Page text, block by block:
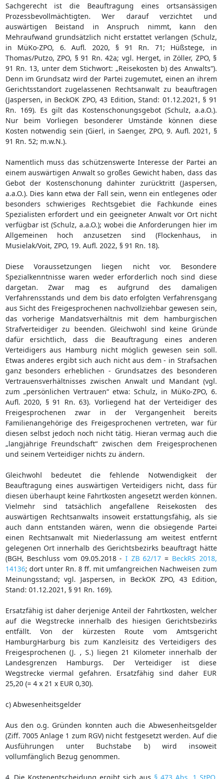
Sachgerecht ist die Beauftragung eines ortsansässigen
Prozessbevollmächtigten. Wer darauf verzichtet und
auswärtigen Beistand in Anspruch nimmt, kann den
Mehraufwand grundsätzlich nicht erstattet verlangen (Schulz,
in MüKo-ZPO, 6. Aufl. 2020, § 91 Rn. 71; Hüßstege, in
Thomas/Putzo, ZPO, § 91 Rn. 42a; vgl. Herget, in Zöller, ZPO, §
91 Rn. 13, unter dem Stichwort: „Reisekosten b) des Anwalts“).
Denn im Grundsatz wird der Partei zugemutet, einen an ihrem
Gerichtsstandort zugelassenen Rechtsanwalt zu beauftragen
(Jaspersen, in BeckOK ZPO, 43 Edition, Stand: 01.12.2021, § 91
Rn. 169). Es gilt das Kostenschonungsgebot (Schulz, a.a.O.).
Nur beim Vorliegen besonderer Umstände können diese
Kosten notwendig sein (Gierl, in Saenger, ZPO, 9. Aufl. 2021, §
91 Rn. 52; m.w.N.).
Namentlich muss das schützenswerte Interesse der Partei an
einem auswärtigen Anwalt so großes Gewicht haben, dass das
Gebot der Kostenschonung dahinter zurücktritt (Jaspersen,
a.a.O.). Dies kann etwa der Fall sein, wenn ein entlegenes oder
besonders schwieriges Rechtsgebiet die Fachkunde eines
Spezialisten erfordert und ein geeigneter Anwalt vor Ort nicht
verfügbar ist (Schulz, a.a.O.); wobei die Anforderungen hier im
Allgemeinen hoch anzusetzen sind (Flockenhaus, in
Musielak/Voit, ZPO, 19. Aufl. 2022, § 91 Rn. 18).
Diese Voraussetzungen liegen nicht vor. Besondere
Spezialkenntnisse waren weder erforderlich noch sind diese
dargetan. Zwar mag es aufgrund des damaligen
Verfahrensstands und dem bis dato erfolgten Verfahrensgang
aus Sicht des Freigesprochenen nachvollziehbar gewesen sein,
das vorherige Mandatsverhältnis mit dem hamburgischen
Strafverteidiger zu beenden. Gleichwohl sind keine Gründe
dafür ersichtlich, dass die Beauftragung eines anderen
Verteidigers aus Hamburg nicht möglich gewesen sein soll.
Etwas anderes ergibt sich auch nicht aus dem - in Strafsachen
ganz besonders erheblichen - Grundsatzes des besonderen
Vertrauensverhältnisses zwischen Anwalt und Mandant (vgl.
zum „persönlichen Vertrauen“ etwa: Schulz, in MüKo-ZPO, 6.
Aufl. 2020, § 91 Rn. 63). Vorliegend hat der Verteidiger des
Freigesprochenen zwar in der Vergangenheit bereits
Familienangehörige des Freigesprochenen vertreten, war für
diesen selbst jedoch noch nicht tätig. Hieran vermag auch die
„langjährige Freundschaft“ zwischen dem Freigesprochenen
und seinem Verteidiger nichts zu ändern.
Gleichwohl bedeutet die fehlende Notwendigkeit der
Beauftragung eines auswärtigen Verteidigers nicht, dass für
diesen überhaupt keine Fahrtkosten angesetzt werden können.
Vielmehr sind tatsächlich angefallene Reisekosten des
auswärtigen Rechtsanwalts insoweit erstattungsfähig, als sie
auch dann entstanden wären, wenn die obsiegende Partei
einen Rechtsanwalt mit Niederlassung am weitest entfernt
gelegenen Ort innerhalb des Gerichtsbezirks beauftragt hätte
(BGH, Beschluss vom 09.05.2018 - I ZB 62/17 = BeckRS 2018,
14136; dort unter Rn. 8 ff. mit umfangreichen Nachweisen zum
Meinungsstand; vgl. Jaspersen, in BeckOK ZPO, 43 Edition,
Stand: 01.12.2021, § 91 Rn. 169).
Ersatzfähig ist daher derjenige Anteil der Fahrtkosten, welcher
auf die Wegstrecke innerhalb des hiesigen Gerichtsbezirks
entfällt. Von der kürzesten Route vom Amtsgericht
HamburgHarburg bis zum Kanzleisitz des Verteidigers des
Freigesprochenen (J. , S.) liegen 21 Kilometer innerhalb der
Landesgrenzen Hamburgs. Der Verteidiger ist diese
Wegstrecke viermal gefahren. Ersatzfähig sind daher EUR
25,20 (= 4 x 21 x EUR 0,30).
c) Abwesenheitsgelder
Aus den o.g. Gründen konnten auch die Abwesenheitsgelder
(Ziff. 7005 Anlage 1 zum RGV) nicht festgesetzt werden. Auf die
Ausführungen unter Buchstabe b) wird insoweit
vollumfänglich Bezug genommen.
4. Die Kostenentscheidung ergibt sich aus § 473 Abs. 1 StPO.